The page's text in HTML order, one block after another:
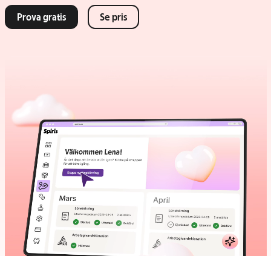
Prova gratis Se pris